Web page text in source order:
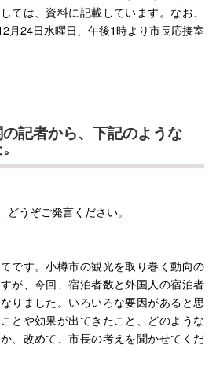
ては、資料に記載しています。なお、
月24日水曜日、午後1時より市長応接室
記者から、下記のような
うぞご発言ください。
です。小樽市の観光を取り巻く動向の
が、今回、宿泊者数と外国人の宿泊者
りました。いろいろな要因があると思
とや効果が出てきたこと、どのような
、改めて、市長の考えを聞かせてくだ